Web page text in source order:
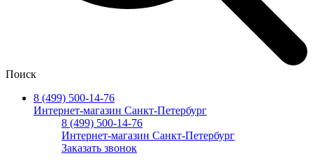
Поиск
8 (499) 500-14-76
Интернет-магазин Санкт-Петербург
8 (499) 500-14-76
Интернет-магазин Санкт-Петербург
Заказать звонок